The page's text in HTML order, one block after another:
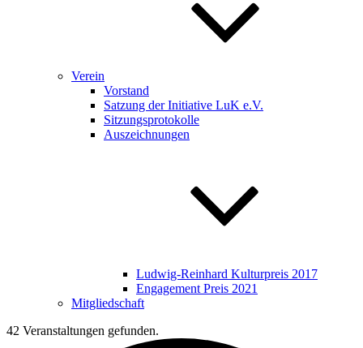
Verein
Vorstand
Satzung der Initiative LuK e.V.
Sitzungsprotokolle
Auszeichnungen
Ludwig-Reinhard Kulturpreis 2017
Engagement Preis 2021
Mitgliedschaft
42 Veranstaltungen gefunden.